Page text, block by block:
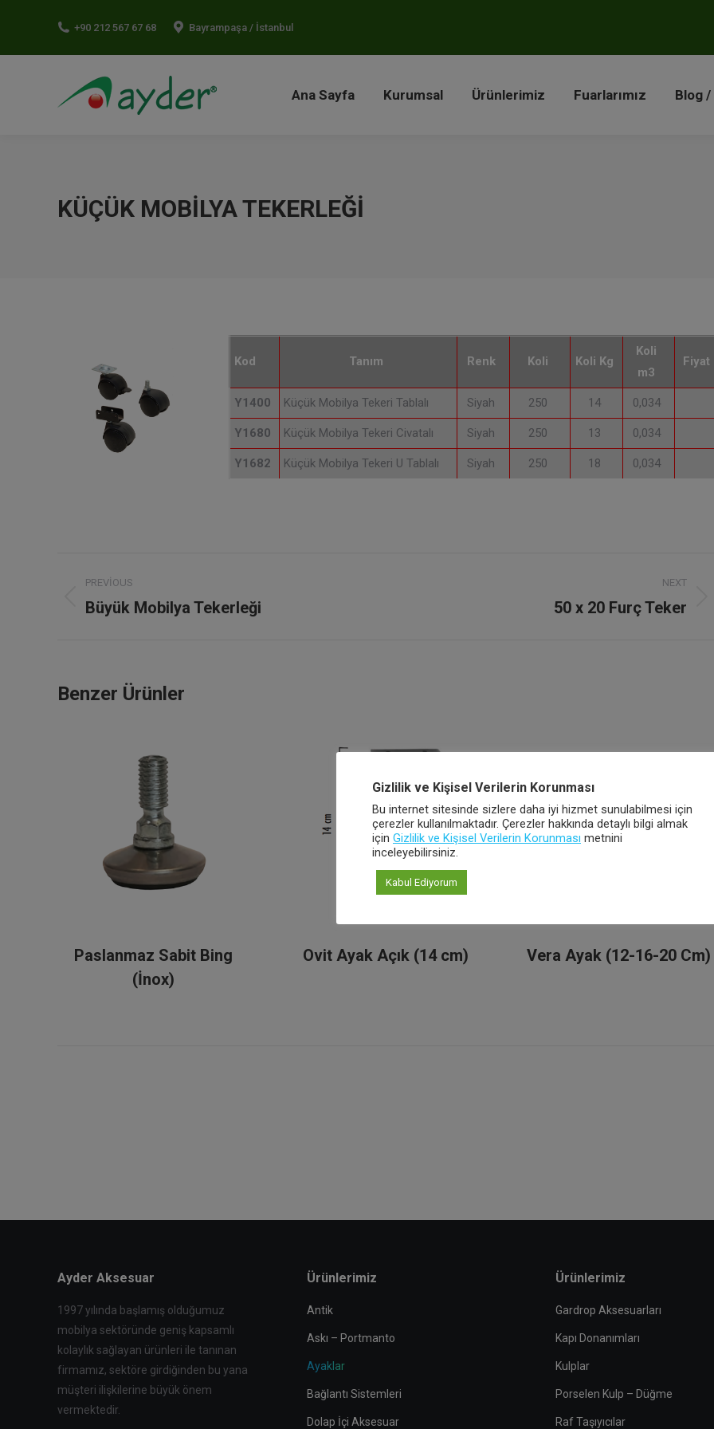
+90 212 567 67 68 Bayrampaşa / İstanbul
Ana Sayfa Kurumsal Ürünlerimiz Fuarlarımız Blog /
KÜÇÜK MOBILYA TEKERLEĞI
Kod Tanım Renk Koli Koli Kg
Koli
m3
Fiyat
Y1400 Küçük Mobilya Tekeri Tablalı Siyah 250 14 0,034
Y1680 Küçük Mobilya Tekeri Civatalı Siyah 250 13 0,034
Y1682 Küçük Mobilya Tekeri U Tablalı Siyah 250 18 0,034
Project
navigation
PREVIOUS
Previous
Büyük Mobilya Tekerleği
NEXT
50 x 20 Furç Teker
Benzer Ürünler
Paslanmaz Sabit Bing
(İnox)
Ovit Ayak Açık (14 cm) Vera Ayak (12-16-20 Cm)
Ayder Aksesuar
1997 yılında başlamış olduğumuz
mobilya sektöründe geniş kapsamlı
kolaylık sağlayan ürünleri ile tanınan
firmamız, sektöre girdiğinden bu yana
müşteri ilişkilerine büyük önem
vermektedir.
Ürünlerimiz
Antik
Askı – Portmanto
Ayaklar
Bağlantı Sistemleri
Dolap İçi Aksesuar
Ürünlerimiz
Gardrop Aksesuarları
Kapı Donanımları
Kulplar
Porselen Kulp – Düğme
Raf Taşıyıcılar
Gizlilik ve Kişisel Verilerin Korunması
Bu internet sitesinde sizlere daha iyi hizmet sunulabilmesi için
çerezler kullanılmaktadır. Çerezler hakkında detaylı bilgi almak
için Gizlilik ve Kişisel Verilerin Korunması metnini
inceleyebilirsiniz.
Kabul Ediyorum